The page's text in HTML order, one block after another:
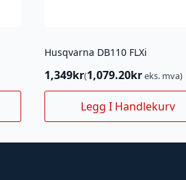
Husqvarna DB110 FLXi
1,349kr(1,079.20kreks. mva)
Legg I Handlekurv